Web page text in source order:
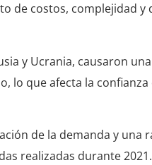
de costos, complejidad y
y Ucrania, causaron
lo que afecta la confianza
de la demanda y una
realizadas durante 2021.